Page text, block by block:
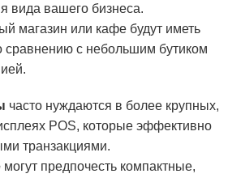
вида вашего бизнеса.
магазин или кафе будут иметь
сравнению с небольшим бутиком
часто нуждаются в более крупных,
POS, которые эффективно
транзакциями.
могут предпочесть компактные,